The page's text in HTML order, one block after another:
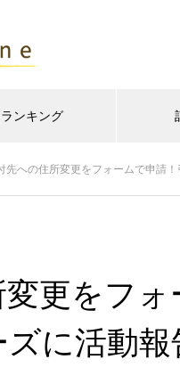
ランキング
先への住所変更をフォームで申請
更をフォ
に活動報